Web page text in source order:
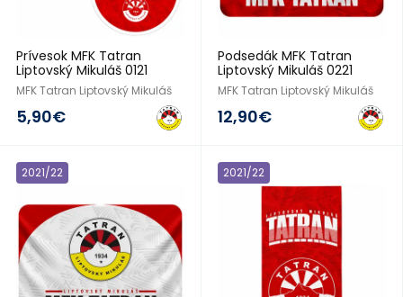
Prívesok MFK Tatran
Liptovský Mikuláš 0121
MFK Tatran Liptovský Mikuláš
5,90€
Podsedák MFK Tatran
Liptovský Mikuláš 0221
MFK Tatran Liptovský Mikuláš
12,90€
2021/22 2021/22